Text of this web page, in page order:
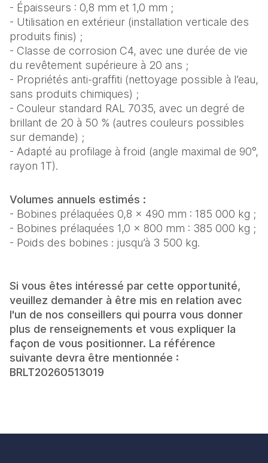
- Épaisseurs : 0,8 mm et 1,0 mm ;
- Utilisation en extérieur (installation verticale des
produits finis) ;
- Classe de corrosion C4, avec une durée de vie
du revêtement supérieure à 20 ans ;
- Propriétés anti-graffiti (nettoyage possible à l’eau,
sans produits chimiques) ;
- Couleur standard RAL 7035, avec un degré de
brillant de 20 à 50 % (autres couleurs possibles
sur demande) ;
- Adapté au profilage à froid (angle maximal de 90°,
rayon 1T).
Volumes annuels estimés :
- Bobines prélaquées 0,8 × 490 mm : 185 000 kg ;
- Bobines prélaquées 1,0 × 800 mm : 385 000 kg ;
- Poids des bobines : jusqu’à 3 500 kg.
Si vous êtes intéressé par cette opportunité,
veuillez demander à être mis en relation avec
l'un de nos conseillers qui pourra vous donner
plus de renseignements et vous expliquer la
façon de vous positionner. La référence
suivante devra être mentionnée :
BRLT20260513019